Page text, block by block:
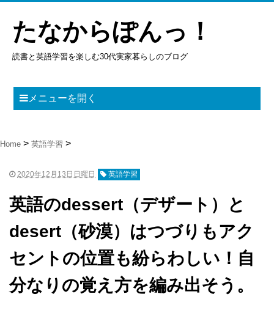
たなからぽんっ！
読書と英語学習を楽しむ30代実家暮らしのブログ
メニューを開く
Home 英語学習
2020年12月13日日曜日 英語学習
英語のdessert（デザート）と
desert（砂漠）はつづりもアク
セントの位置も紛らわしい！自
分なりの覚え方を編み出そう。